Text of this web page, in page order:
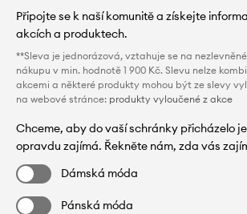
Připojte se k naší komunitě a získejte
akcích a produktech.
**Sleva je jednorázová, vztahuje se na
nákupu v min. hodnotě 1 900 Kč. Slevu nelze
akcemi a některé produkty mohou být ze slevy
na webové stránce: produkty vyloučené z akce
Chceme, aby do vaší schránky přicházelo
opravdu zajímá. Řekněte nám, zda vás
Dámská móda
Pánská móda